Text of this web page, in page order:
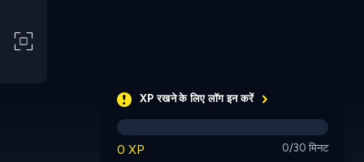
XP रखने के लिए लॉग इन करें
0 XP 0/30 मिनट